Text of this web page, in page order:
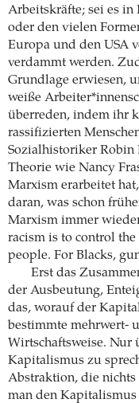
Arbeitskräfte; sei es in
oder den vielen
Europa und den USA
verdammt werden.
Grundlage erwiesen,
weiße
überreden, indem ihr
rassifizierten
Sozialhistoriker Robin
Theorie wie Nancy
Marxism erarbeitet
daran, was schon
Marxism immer
racism is to control
people. For Blacks,
Erst das
der Ausbeutung,
das, worauf der
bestimmte mehrwert-
Wirtschaftsweise. Nur
Kapitalismus zu
Abstraktion, die
man den